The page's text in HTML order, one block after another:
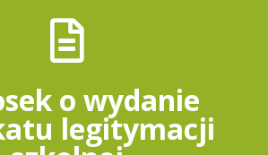
o wydanie
legitymacji